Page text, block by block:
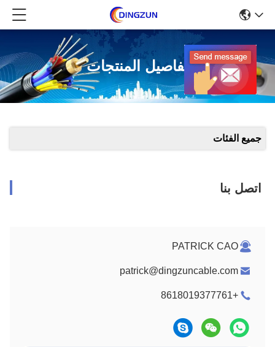
تفاصيل المنتجات
جميع الفئات
اتصل بنا
PATRICK CAO
patrick@dingzuncable.com
+8618019377761